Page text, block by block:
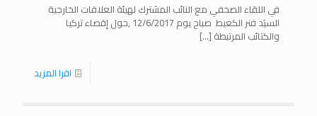
في اللقاء الصحفي مع النائب المشترك لهيئة العلاقات الخارجية
السيَد فنر الكعيط صباح يوم 12/6/2017 ,حول إقصاء تركيا
والكتائب المرتبطة […]
اقرا المزيد